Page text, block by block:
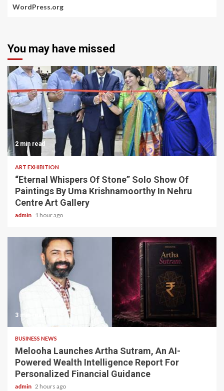
WordPress.org
You may have missed
2 min read
ART EXHIBITION
“Eternal Whispers Of Stone” Solo Show Of
Paintings By Uma Krishnamoorthy In Nehru
Centre Art Gallery
admin 1 hour ago
3 min read
BUSINESS NEWS
Melooha Launches Artha Sutram, An AI-
Powered Wealth Intelligence Report For
Personalized Financial Guidance
admin 2 hours ago